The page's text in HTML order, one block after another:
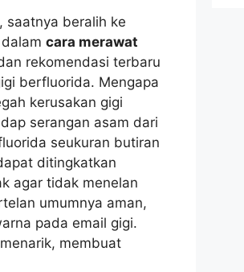
saatnya beralih ke
cara merawat
rekomendasi terbaru
berfluorida. Mengapa
kerusakan gigi
serangan asam dari
seukuran butiran
ditingkatkan
agar tidak menelan
umumnya aman,
pada email gigi.
membuat